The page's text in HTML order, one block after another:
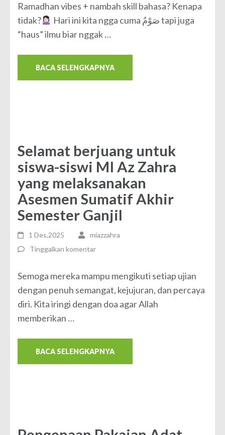
Ramadhan vibes + nambah skill bahasa? Kenapa
tidak?
Hari ini kita ngga cuma صَوْمٌ tapi juga
“haus” ilmu biar nggak …
BACA SELENGKAPNYA
Selamat berjuang untuk
siswa-siswi MI Az Zahra
yang melaksanakan
Asesmen Sumatif Akhir
Semester Ganjil
1 Des,2025
miazzahra
Tinggalkan komentar
Semoga mereka mampu mengikuti setiap ujian
dengan penuh semangat, kejujuran, dan percaya
diri. Kita iringi dengan doa agar Allah
memberikan …
BACA SELENGKAPNYA